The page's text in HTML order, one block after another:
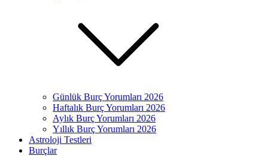
Günlük Burç Yorumları 2026
Haftalık Burç Yorumları 2026
Aylık Burç Yorumları 2026
Yıllık Burç Yorumları 2026
Astroloji Testleri
Burçlar